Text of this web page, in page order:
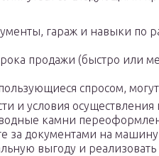
гараж и навыки по
продажи (быстро или
спросом,
и условия
камни
за документами на машину
выгоду и